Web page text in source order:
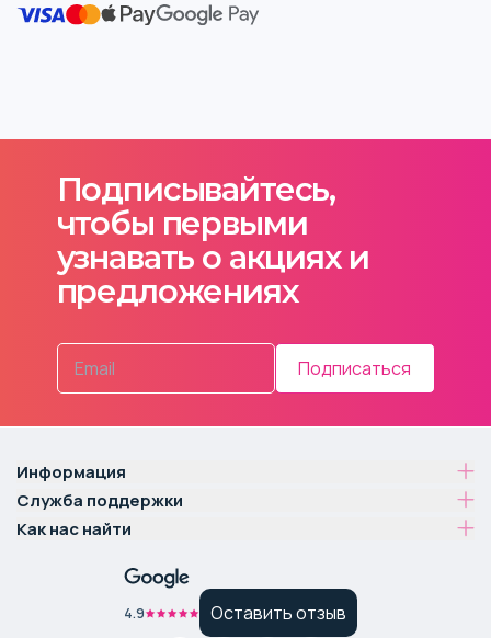
Подписывайтесь,
чтобы первыми
узнавать о акциях и
предложениях
Подписаться
Информация
Служба поддержки
Как нас найти
4.9 Оставить отзыв